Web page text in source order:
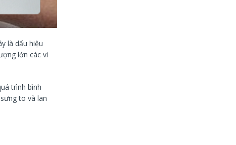
là dấu hiệu
lớn các vi
trình bình
to và lan